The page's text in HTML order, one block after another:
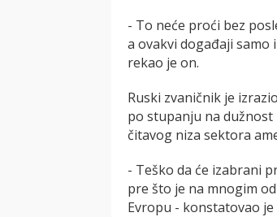
- To neće proći bez
a ovakvi događaji samo
rekao je on.
Ruski zvaničnik je
po stupanju na
čitavog niza sektora
- Teško da će izabrani
pre što je na mnogim
Evropu - konstatovao je